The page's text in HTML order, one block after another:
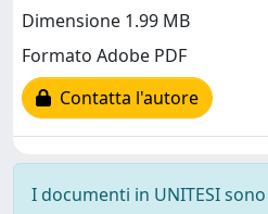
Dimensione 1.99 MB
Formato Adobe PDF
Contatta l'autore
I documenti in UNITESI